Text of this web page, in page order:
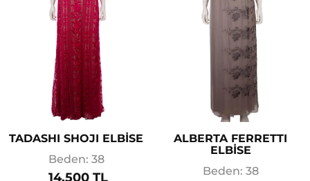
TADASHI SHOJI ELBİSE
Beden: 38
14.500 TL
ALBERTA FERRETTI
ELBİSE
Beden: 38